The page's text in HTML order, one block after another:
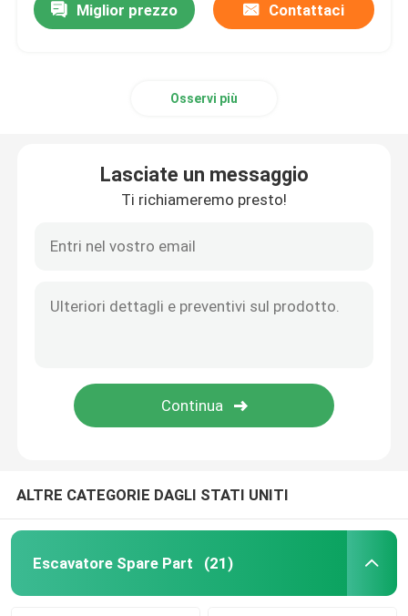
Miglior prezzo Contattaci
Osservi più
Lasciate un messaggio
Ti richiameremo presto!
ALTRE CATEGORIE DAGLI STATI UNITI
Escavatore Spare Part (21)